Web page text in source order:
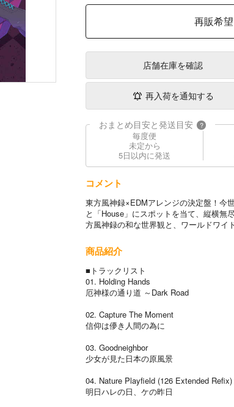
再販希望
店舗在庫を確認
再入荷を通知する
おまとめ目安と発送目安 ?
毎度便
未定から
5日以内に発送
コメント
東方風神録×EDMアレンジの決定盤！今
と「House」にスポットを当て、縦横無
方風神録の和な世界観と、ワールドワイ
商品紹介
■トラックリスト
01. Holding Hands
厄神様の通り道 ～Dark Road
02. Capture The Moment
信仰は儚き人間の為に
03. Goodneighbor
少女が見た日本の原風景
04. Nature Playfield (126 Extended Refix)
明日ハレの日、ケの昨日